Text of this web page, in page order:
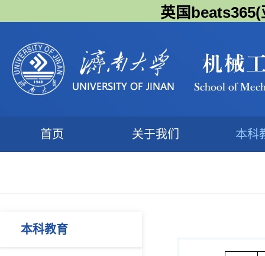
英国
首页 关于我们 本科
本科教育